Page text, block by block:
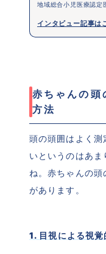
地域総合小児医療認定
インタビュー記事は
赤ちゃんの
方法
頭の頭囲はよく測
いというのはあ
ね。赤ちゃんの
があります。
1. 目視による視覚